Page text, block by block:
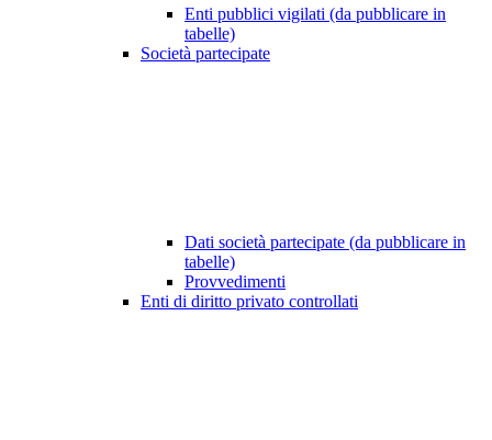
Enti pubblici vigilati (da pubblicare in
tabelle)
Società partecipate
Dati società partecipate (da pubblicare in
tabelle)
Provvedimenti
Enti di diritto privato controllati